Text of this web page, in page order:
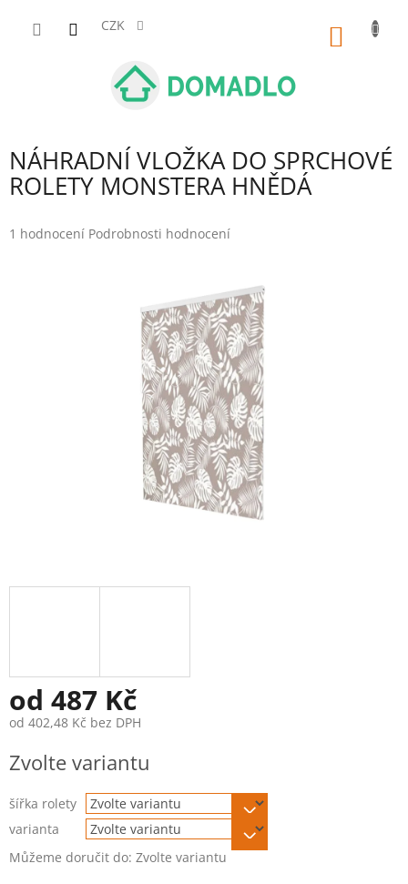
CZK
NÁHRADNÍ VLOŽKA DO SPRCHOVÉ
ROLETY MONSTERA HNĚDÁ
Průměrné
1 hodnocení Podrobnosti hodnocení
od 487 Kč
od 402,48 Kč bez DPH
cena:
Zvolte variantu
šířka rolety
varianta
Můžeme doručit do: Zvolte variantu